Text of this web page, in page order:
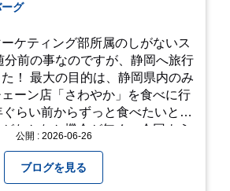
グ
ケティング部所属のしがないス
！ 最大の目的は、静岡県内のみ
ーン店「さわやか」を食べに行
ぐらい前からずっと食べたいと思
がなかなか機会が無く、今回よう
になったのですが、、10時頃にも
、お店に入れるのは12時過ぎ頃で
公開 : 2026-06-26
ブログを見る